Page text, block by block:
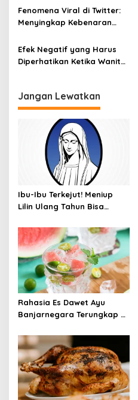
Fenomena Viral di Twitter:
Menyingkap Kebenaran
Sama dengan Daging
Efek Negatif yang Harus
Diperhatikan Ketika Wanita
Jangan Lewatkan
Ibu-Ibu Terkejut! Meniup
Lilin Ulang Tahun Bisa
Rahasia Es Dawet Ayu
Banjarnegara Terungkap di